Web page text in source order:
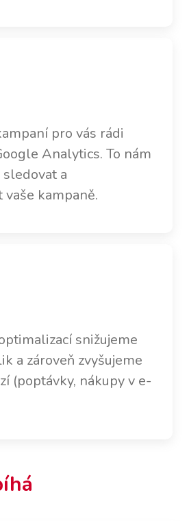
pro vás rádi
Analytics. To nám
a
kampaně.
snižujeme
a zároveň zvyšujeme
(poptávky, nákupy v e-